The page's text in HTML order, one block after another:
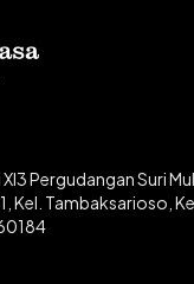
Pergudangan Suri
Kel. Tambaksarioso,